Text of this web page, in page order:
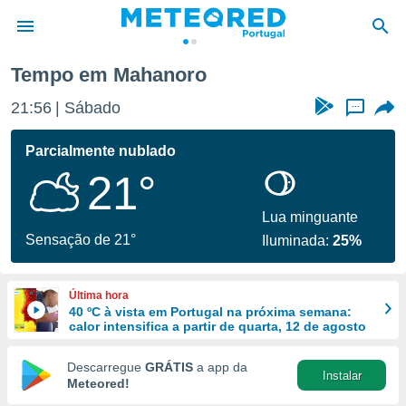
da
foi
fornecidas
a este
das
e
forma
digital
Tempo em Mahanoro
21:56 Sábado ...
Parcialmente nublado
21°
Sensação de 21°
Lua minguante
Iluminada:25%
Última hora
40 ºC à vista em Portugal na próxima semana:
calor intensifica a partir de quarta, 12 de agosto
Descarregue GRÁTIS a app da
Meteored!
Instalar